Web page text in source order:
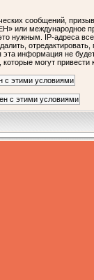
сообщений,
международное
нужным. IP-адреса
отредактировать,
информация не
могут привести к